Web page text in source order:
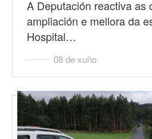
A Deputación reactiva as
ampliación e mellora da
Hospital…
08 de xuño